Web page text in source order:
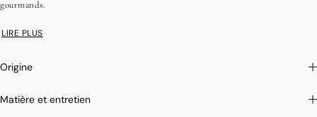
gourmands.
Enduction acrylique :
antitaches et déperlants. Les articles de linge de table enduits se nettoient avec
LIRE PLUS
Origine
Matière et entretien